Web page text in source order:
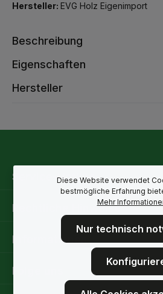
Hersteller: EVG Holz Eigenimport
Beschreibung
Eigenschaften
Hersteller
Service-Hotline
Rechtliche Hinweise
Informationen
Folge uns
Diese Website verwendet
bestmögliche Erfahrung
Mehr
Nur technisch